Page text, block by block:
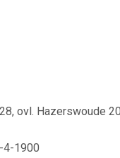
ovl. Hazerswoude
4-1900